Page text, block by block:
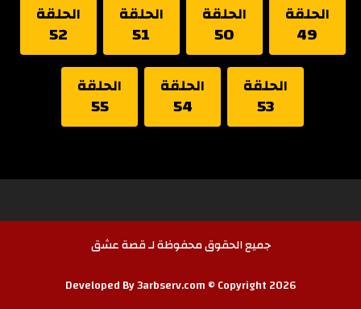
الحلقة
49
الحلقة
50
الحلقة
51
الحلقة
52
الحلقة
53
الحلقة
54
الحلقة
55
جميع الحقوق محفوظة لـ قصة عشق
Developed By 3arbserv.com © Copyright 2026